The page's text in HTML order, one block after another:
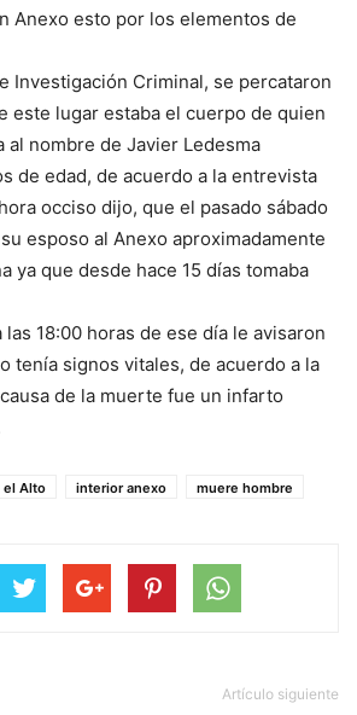
Anexo esto por los elementos de
Investigación Criminal, se percataron
este lugar estaba el cuerpo de quien
al nombre de Javier Ledesma
de edad, de acuerdo a la entrevista
occiso dijo, que el pasado sábado
esposo al Anexo aproximadamente
ya que desde hace 15 días tomaba
18:00 horas de ese día le avisaron
tenía signos vitales, de acuerdo a la
de la muerte fue un infarto
el Alto interior anexo muere hombre
Artículo siguiente